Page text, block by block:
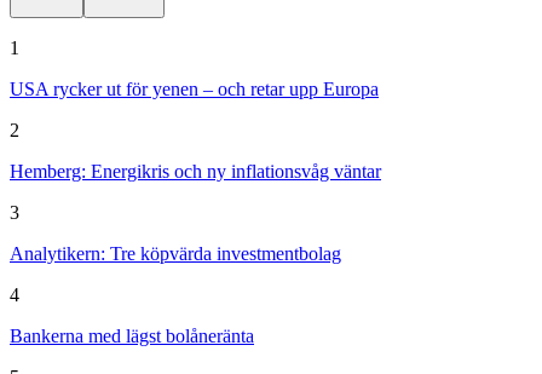
1
USA rycker ut för yenen – och retar upp Europa
2
Hemberg: Energikris och ny inflationsvåg väntar
3
Analytikern: Tre köpvärda investmentbolag
4
Bankerna med lägst bolåneränta